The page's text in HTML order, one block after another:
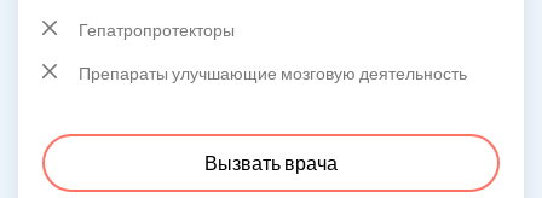
Гепатропротекторы
Препараты улучшающие мозговую деятельность
Вызвать врача